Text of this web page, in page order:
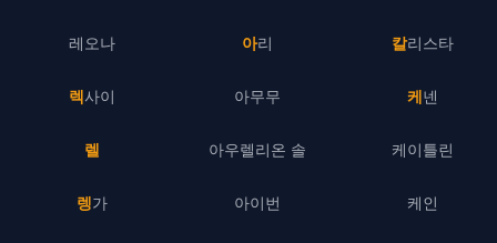
레오나
렉사이
렐
렝가
아리
아무무
아우렐리온 솔
아이번
칼리스타
케넨
케이틀린
케인